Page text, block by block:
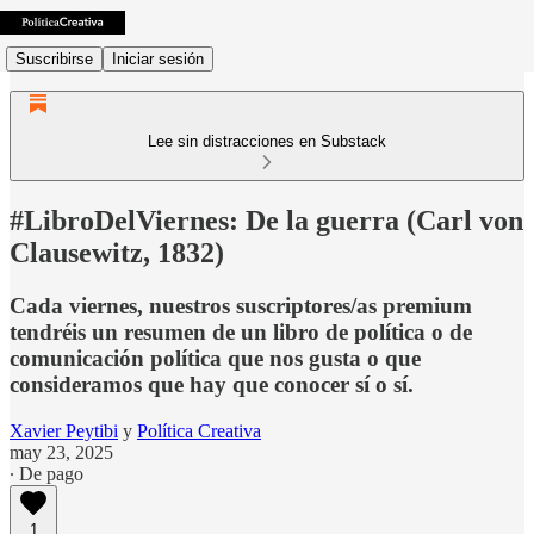
Suscribirse Iniciar sesión
Lee sin distracciones en Substack
#LibroDelViernes: De la guerra (Carl von
Clausewitz, 1832)
Cada viernes, nuestros suscriptores/as premium
tendréis un resumen de un libro de política o de
comunicación política que nos gusta o que
consideramos que hay que conocer sí o sí.
Xavier Peytibi y Política Creativa
may 23, 2025
∙ De pago
1